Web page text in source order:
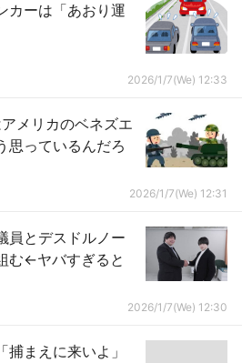
カーは「あおり運
2026/1/7(We) 12:33
メリカのベネズエ
思っているんだろ
2026/1/7(We) 12:31
員とデスドルノー
む←ヤバすぎると
2026/1/7(We) 12:30
まえに来いよ」